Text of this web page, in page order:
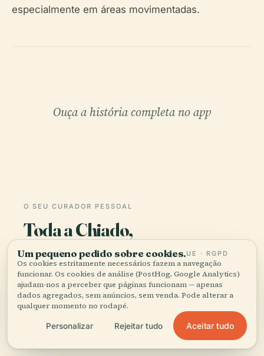
especialmente em áreas movimentadas.
Ouça a história completa no app
O SEU CURADOR PESSOAL
Toda a Chiado,
bem contada.
Guias de áudio para mais de 1.100 cidades em 96
países. História, relatos e conhecimento local —
disponíveis offline.
Um pequeno pedido sobre cookies.UE · RGPD
Os cookies estritamente necessários fazem a navegação
funcionar. Os cookies de análise (PostHog, Google Analytics)
ajudam-nos a perceber que páginas funcionam — apenas
dados agregados, sem anúncios, sem venda. Pode alterar a
qualquer momento no rodapé.
Personalizar Rejeitar tudo Aceitar tudo